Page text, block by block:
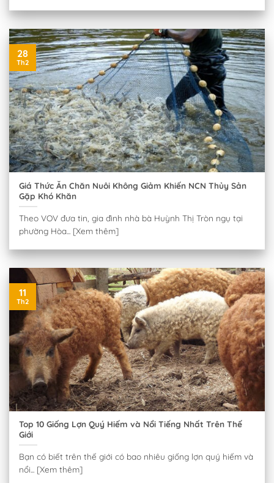
Giá Thức Ăn Chăn Nuôi Không Giảm Khiến NCN Thủy Sản
Gặp Khó Khăn
Theo VOV đưa tin, gia đình nhà bà Huỳnh Thị Tròn ngụ tại
phường Hòa... [Xem thêm]
28
Th2
Top 10 Giống Lợn Quý Hiếm và Nổi Tiếng Nhất Trên Thế
Giới
Bạn có biết trên thế giới có bao nhiêu giống lợn quý hiếm và
nổi... [Xem thêm]
11
Th2